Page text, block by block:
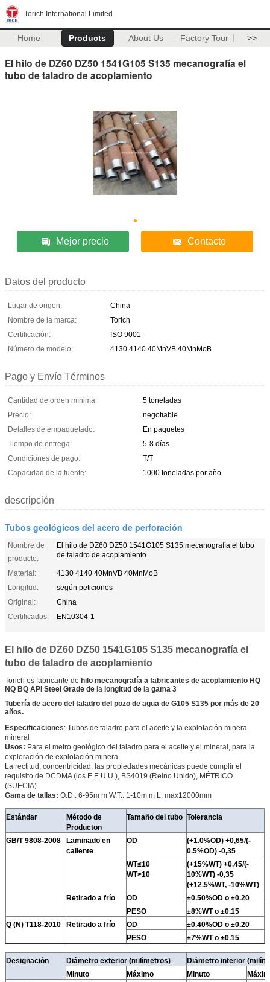
Torich International Limited
Home Products About Us Factory Tour >>
El hilo de DZ60 DZ50 1541G105 S135 mecanografía el
tubo de taladro de acoplamiento
Mejor precio Contacto
Datos del producto
Lugar de origen:
China
Nombre de la marca:
Torich
Certificación:
ISO 9001
Número de modelo:
4130 4140 40MnVB 40MnMoB
Pago y Envío Términos
Cantidad de orden mínima:
5 toneladas
Precio:
negotiable
Detalles de empaquetado:
En paquetes
Tiempo de entrega:
5-8 días
Condiciones de pago:
T/T
Capacidad de la fuente:
1000 toneladas por año
descripción
Tubos geológicos del acero de perforación
Nombre de
producto:
El hilo de DZ60 DZ50 1541G105 S135 mecanografía el tubo
de taladro de acoplamiento
Material:
4130 4140 40MnVB 40MnMoB
Longitud:
según peticiones
Original:
China
Certificados:
EN10304-1
El hilo de DZ60 DZ50 1541G105 S135 mecanografía el
tubo de taladro de acoplamiento
Torich es fabricante de hilo mecanografía a fabricantes de acoplamiento HQ
NQ BQ API Steel Grade de la longitud de la gama 3
Tubería de acero del taladro del pozo de agua de G105 S135 por más de 20
años.
Especificaciones: Tubos de taladro para el aceite y la explotación minera
mineral
Usos: Para el metro geológico del taladro para el aceite y el mineral, para la
exploración de explotación minera
La rectitud, concentricidad, las propiedades mecánicas puede cumplir el
requisito de DCDMA (los E.E.U.U.), BS4019 (Reino Unido), MÉTRICO
(SUECIA)
Gama de tallas: O.D.: 6-95m m W.T.: 1-10m m L: max12000mm
Estándar
Método de
Producton
Tamaño del tubo Tolerancia
GB/T 9808-2008
Laminado en
caliente
OD
(+1.0%OD) +0,65/(-
0.5%OD) -0,35
WT≤10
WT>10
(+15%WT) +0,45/(-
10%WT) -0,35
(+12.5%WT, -10%WT)
Retirado a frío
OD
±0.50%OD o ±0.20
PESO
±8%WT o ±0.15
Q (N) T118-2010
Retirado a frío OD
±0.40%OD o ±0.20
PESO
±7%WT o ±0.15
Designación Diámetro exterior (milímetros)
Diámetro interior
Minuto
Máximo Minuto